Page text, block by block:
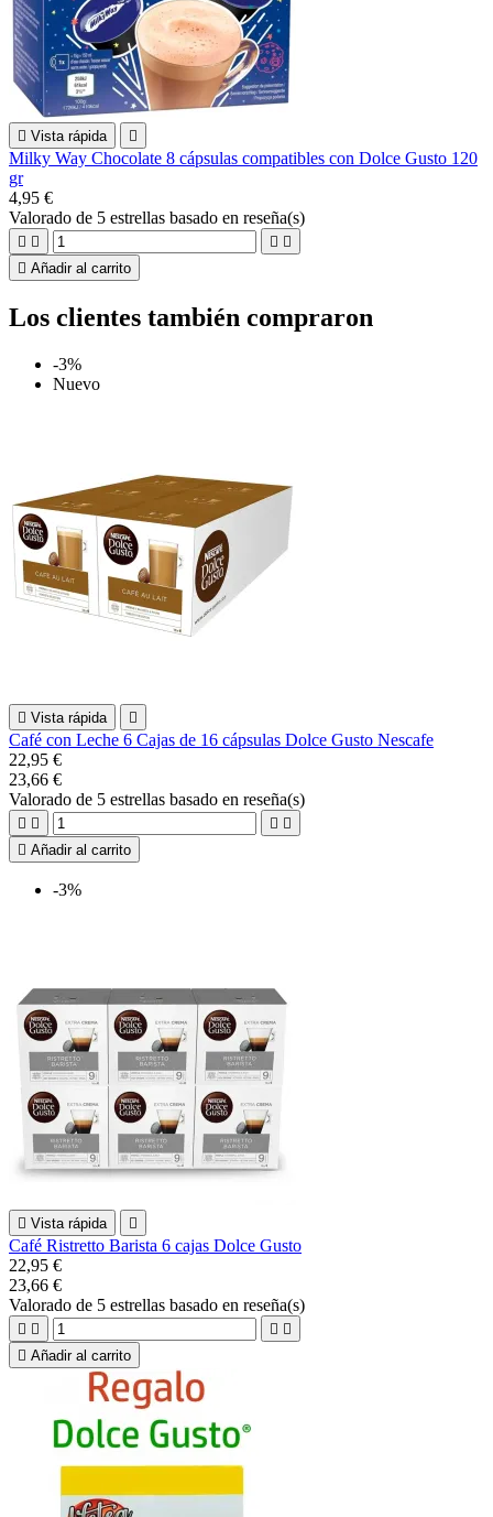
 Vista rápida 
Milky Way Chocolate 8 cápsulas compatibles con Dolce Gusto 120
gr
4,95 €
Valorado de 5 estrellas basado en reseña(s)
   
 Añadir al carrito
Los clientes también compraron
-3%
Nuevo
 Vista rápida 
Café con Leche 6 Cajas de 16 cápsulas Dolce Gusto Nescafe
22,95 €
23,66 €
Valorado de 5 estrellas basado en reseña(s)
   
 Añadir al carrito
-3%
 Vista rápida 
Café Ristretto Barista 6 cajas Dolce Gusto
22,95 €
23,66 €
Valorado de 5 estrellas basado en reseña(s)
   
 Añadir al carrito